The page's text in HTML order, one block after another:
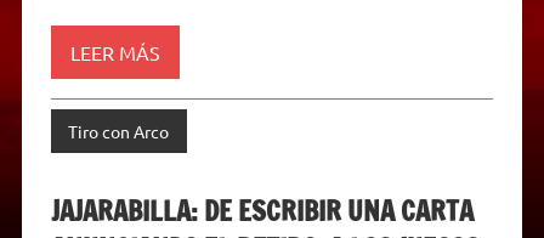
LEER MÁS
Tiro con Arco
JAJARABILLA: DE ESCRIBIR UNA CARTA